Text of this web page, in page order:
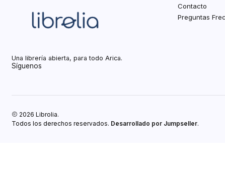
Una librería abierta, para todo Arica.
Síguenos
Contacto
Preguntas
2026 Librolia.
Todos los derechos reservados. Desarrollado por Jumpseller.